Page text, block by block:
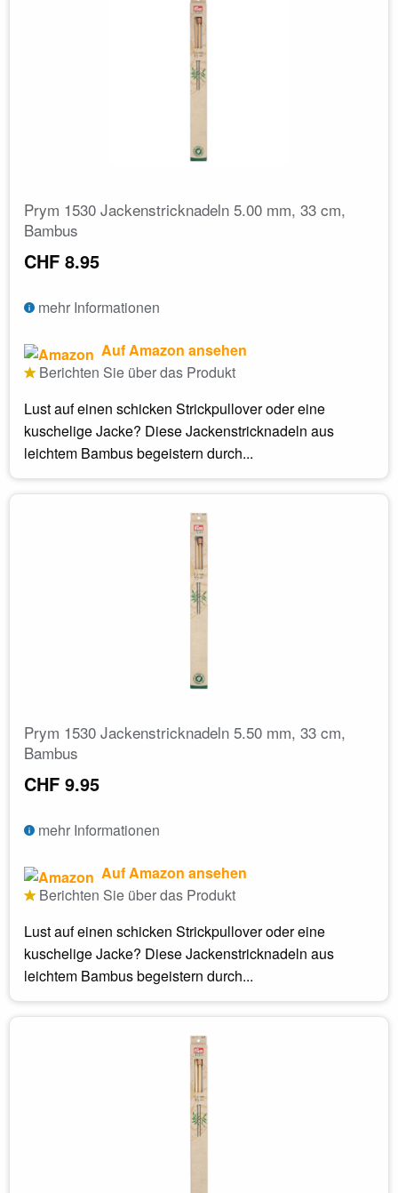
Prym 1530 Jackenstricknadeln 5.00 mm, 33 cm,
Bambus
CHF 8.95
mehr Informationen
Auf Amazon ansehen
Berichten Sie über das Produkt
Lust auf einen schicken Strickpullover oder eine
kuschelige Jacke? Diese Jackenstricknadeln aus
leichtem Bambus begeistern durch...
Prym 1530 Jackenstricknadeln 5.50 mm, 33 cm,
Bambus
CHF 9.95
mehr Informationen
Auf Amazon ansehen
Berichten Sie über das Produkt
Lust auf einen schicken Strickpullover oder eine
kuschelige Jacke? Diese Jackenstricknadeln aus
leichtem Bambus begeistern durch...